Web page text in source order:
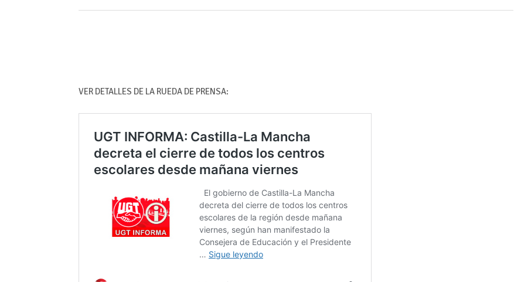
VER DETALLES DE LA RUEDA DE PRENSA: